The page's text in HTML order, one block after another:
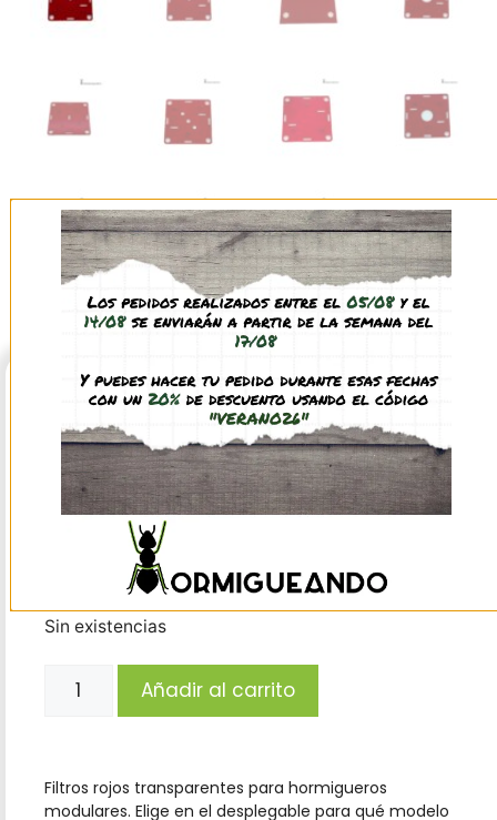
2,25€ - 6,95€ (IVA incl.)
Modelo
hormiguero
(IVA incl.)
Sin existencias
Añadir al carrito
Filtros rojos transparentes para hormigueros
modulares. Elige en el desplegable para qué modelo